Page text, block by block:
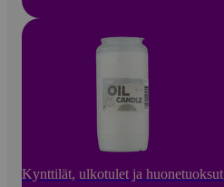
Kynttilät, ulkotulet ja huonetuoksut